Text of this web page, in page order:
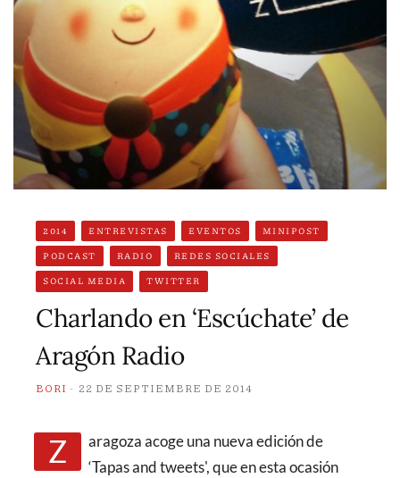
2014 ENTREVISTAS EVENTOS MINIPOST
PODCAST RADIO REDES SOCIALES
SOCIAL MEDIA TWITTER
Charlando en ‘Escúchate’ de
Aragón Radio
BORI 22 DE SEPTIEMBRE DE 2014
Zaragoza acoge una nueva edición de
‘Tapas and tweets', que en esta ocasión